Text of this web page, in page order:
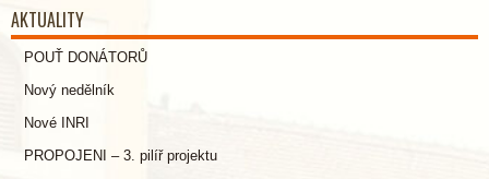
AKTUALITY
POUŤ DONÁTORŮ
Nový nedělník
Nové INRI
PROPOJENI – 3. pilíř projektu